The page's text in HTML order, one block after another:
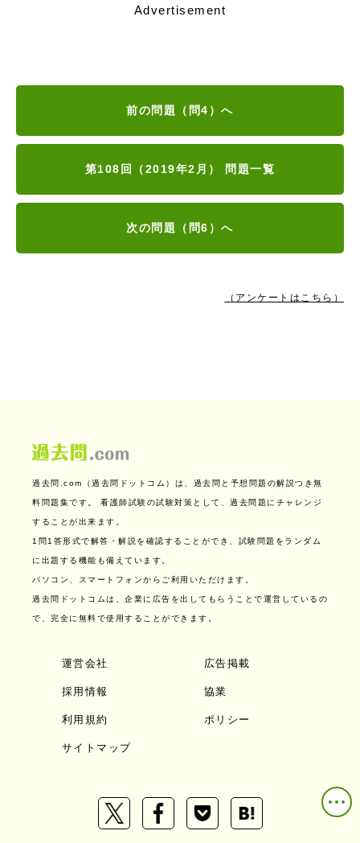
Advertisement
前の問題（問4）へ
第108回（2019年2月） 問題一覧
次の問題（問6）へ
（アンケートはこちら）
過去問.com（過去問ドットコム）は、過去問と予想問題の解説つき無
料問題集です。 看護師試験の試験対策として、過去問題にチャレンジ
することが出来ます。
1問1答形式で解答・解説を確認することができ、試験問題をランダム
に出題する機能も備えています。
パソコン、スマートフォンからご利用いただけます。
過去問ドットコムは、企業に広告を出してもらうことで運営しているの
で、完全に無料で使用することができます。
運営会社 広告掲載
採用情報 協業
利用規約 ポリシー
サイトマップ